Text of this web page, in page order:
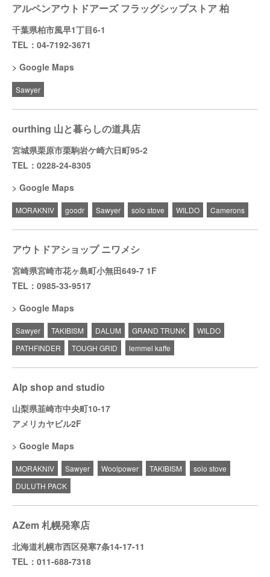
アルペンアウトドアーズ フラッグシップストア 柏
千葉県柏市風早1丁目6-1
TEL：04-7192-3671
Google Maps
Sawyer
ourthing 山と暮らしの道具店
宮城県栗原市栗駒岩ケ崎六日町95-2
TEL：0228-24-8305
Google Maps
MORAKNIV goodr Sawyer solo stove WILDO Camerons
アウトドアショップ ニワメシ
宮崎県宮崎市花ヶ島町小無田649-7 1F
TEL：0985-33-9517
Google Maps
Sawyer TAKIBISM DALUM GRAND TRUNK
WILDO
PATHFINDER
TOUGH GRID lemmel kaffe
Alp shop and studio
山梨県韮崎市中央町10-17
アメリカヤビル2F
Google Maps
MORAKNIV Sawyer Woolpower TAKIBISM
solo stove
DULUTH PACK
AZem 札幌発寒店
北海道札幌市西区発寒7条14-17-11
TEL：011-688-7318